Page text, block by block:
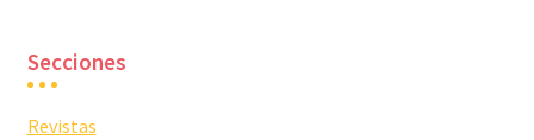
Secciones
Revistas